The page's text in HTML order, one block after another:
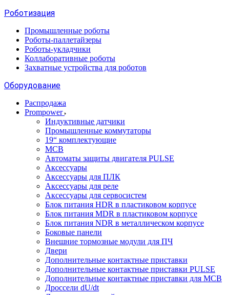
Роботизация
Промышленные роботы
Роботы-паллетайзеры
Роботы-укладчики
Коллаборативные роботы
Захватные устройства для роботов
Оборудование
Распродажа
Prompower
Индуктивные датчики
Промышленные коммутаторы
19“ комплектующие
MCB
Автоматы защиты двигателя PULSE
Аксессуары
Аксессуары для ПЛК
Аксессуары для реле
Аксессуары для сервосистем
Блок питания HDR в пластиковом корпусе
Блок питания MDR в пластиковом корпусе
Блок питания NDR в металлическом корпусе
Боковые панели
Внешние тормозные модули для ПЧ
Двери
Дополнительные контактные приставки
Дополнительные контактные приставки PULSE
Дополнительные контактные приставки для MCB
Дроссели dU/dt